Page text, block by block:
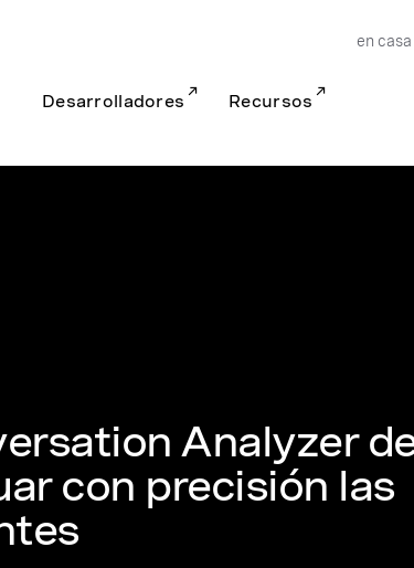
Desarrolladores Recursos
en casa
Analyzer
con precisión las